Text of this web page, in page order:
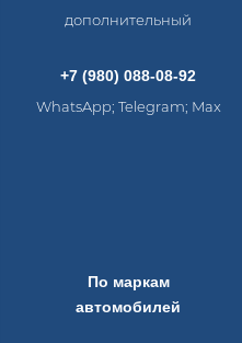
дополнительный
+7 (980) 088-08-92
WhatsApp; Telegram; Max
По маркам
автомобилей